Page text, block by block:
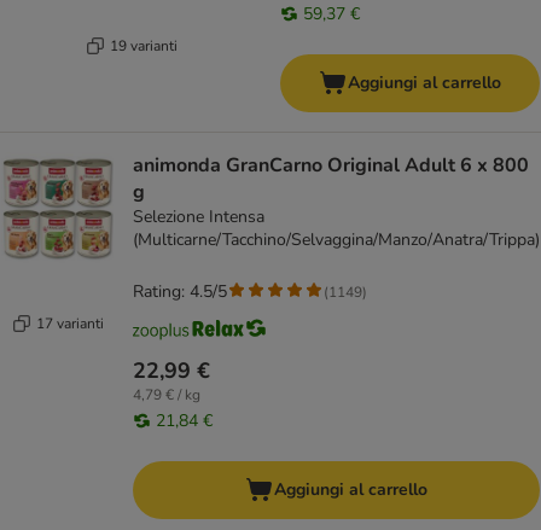
19 varianti
59,37 €
Aggiungi al carrello
17 varianti
animonda GranCarno Original Adult 6 x 800
g
Selezione Intensa
(Multicarne/Tacchino/Selvaggina/Manzo/Anatra/Trippa)
22,99 €
4,79 € / kg
21,84 €
Rating: 4.5/5 (1149)
Aggiungi al carrello